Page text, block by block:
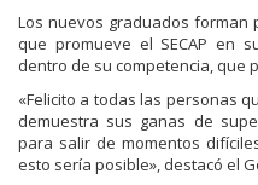
Los nuevos graduados forman
que promueve el SECAP en
dentro de su competencia, que
«Felicito a todas las personas
demuestra sus ganas de
para salir de momentos
esto sería posible», destacó el